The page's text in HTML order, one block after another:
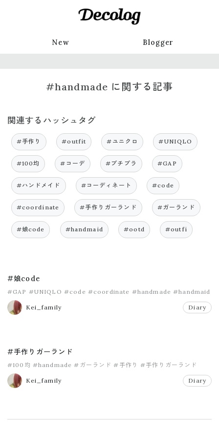
New Blogger
#handmade に関する記事
関連するハッシュタグ
#手作り #outfit #ユニクロ #UNIQLO
#100均 #コーデ #プチプラ #GAP
#ハンドメイド #コーディネート #code
#coordinate #手作りガーランド #ガーランド
#娘code #handmaid #ootd #outfi
#娘code
#GAP #UNIQLO #code #coordinate #handmade #handmaid
Kei_family Diary
#手作りガーランド
#100均 #handmade #ガーランド #手作り #手作りガーランド
Kei_family Diary